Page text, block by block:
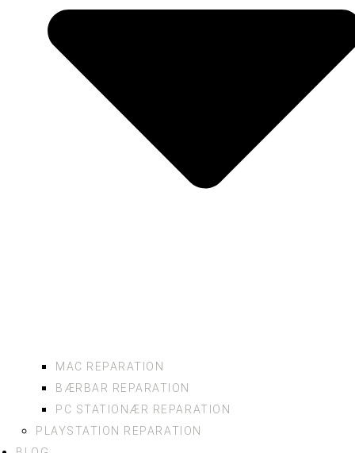
MAC REPARATION
BÆRBAR REPARATION
PC STATIONÆR REPARATION
PLAYSTATION REPARATION